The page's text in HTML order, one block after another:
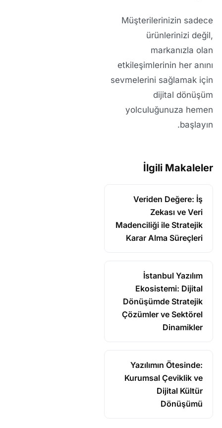
Müşterilerinizin sadece
ürünlerinizi değil,
markanızla olan
etkileşimlerinin her anını
sevmelerini sağlamak için
dijital dönüşüm
yolculuğunuza hemen
başlayın.
İlgili Makaleler
Veriden Değere: İş
Zekası ve Veri
Madenciliği ile Stratejik
Karar Alma Süreçleri
İstanbul Yazılım
Ekosistemi: Dijital
Dönüşümde Stratejik
Çözümler ve Sektörel
Dinamikler
Yazılımın Ötesinde:
Kurumsal Çeviklik ve
Dijital Kültür
Dönüşümü